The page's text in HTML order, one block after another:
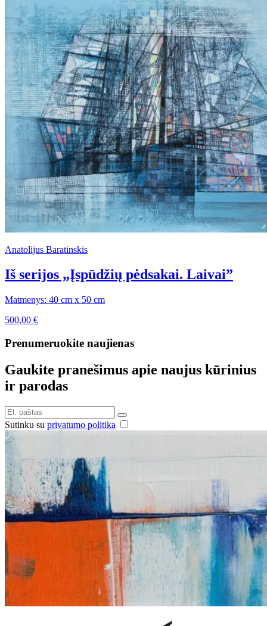
Anatolijus Baratinskis
Iš serijos „Įspūdžių pėdsakai. Laivai”
Matmenys: 40 cm x 50 cm
500,00 €
Prenumeruokite naujienas
Gaukite pranešimus apie naujus kūrinius
ir parodas
Sutinku su privatumo politika